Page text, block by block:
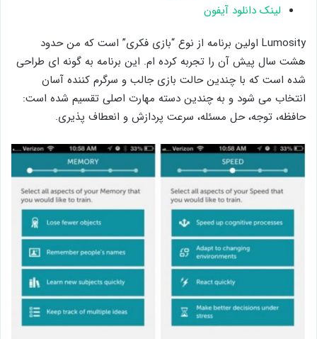
لینک دانلود آیفون
Lumosity اولین برنامه از نوع “بازی فکری” است که من حدود
هشت سال پیش آن را تجربه کرده ام. این برنامه به گونه ای طراحی
شده است که با چندین حالت بازی جالب و سرگرم کننده آسان
انتخاب می شود و به چندین دسته مهارت اصلی تقسیم شده است:
حافظه، توجه، حل مسئله، سرعت پردازش و انعطاف پذیری.